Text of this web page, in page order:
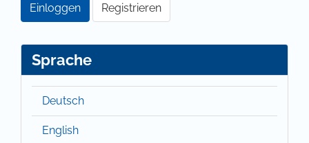
Einloggen Registrieren
Sprache
Deutsch
English